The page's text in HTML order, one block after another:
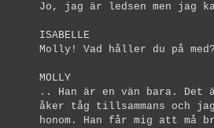
Jo, jag är ledsen men jag
ISABELLE
Molly! Vad håller du på med?
MOLLY
.. Han är en vän bara. Det
åker tåg tillsammans och
honom. Han får mig att må